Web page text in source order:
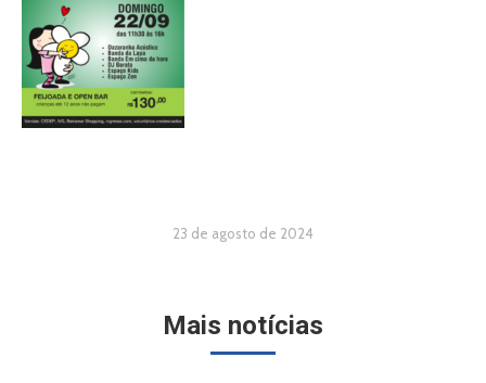
23 de agosto de 2024
Mais notícias